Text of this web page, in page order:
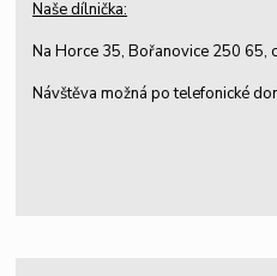
Naše dílnička:
Na Horce 35, Bořanovice 250 65,
Návštěva možná po telefonické